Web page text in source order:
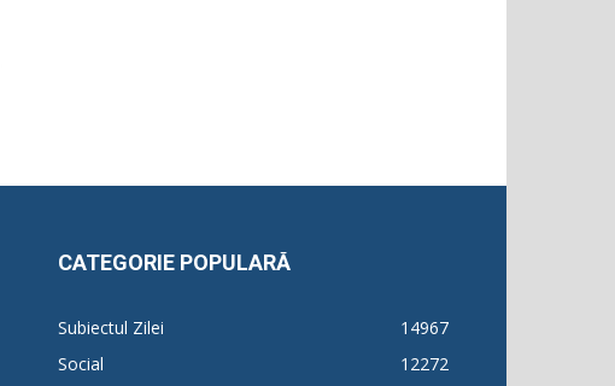
CATEGORIE POPULARĂ
Subiectul Zilei
14967
Social
12272